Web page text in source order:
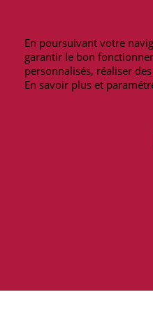
Téléphone : 09 62 14 69 09
En poursuivant votre
garantir le bon
personnalisés, réaliser
En savoir plus et